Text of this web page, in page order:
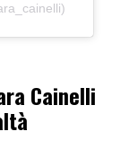
Cainelli